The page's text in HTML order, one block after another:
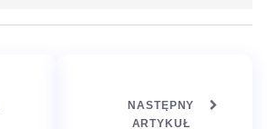
NASTĘPNY
ARTYKUŁ